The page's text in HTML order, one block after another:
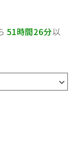
51時間26分以